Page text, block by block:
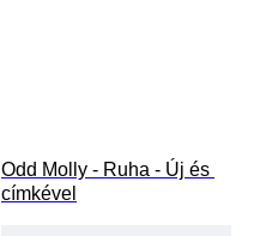
Odd Molly - Ruha - Új és
címkével